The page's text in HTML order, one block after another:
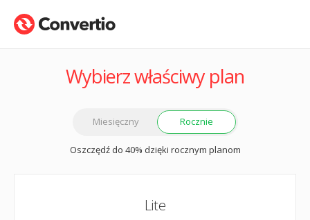
Wybierz właściwy plan
Miesięczny Rocznie
Oszczędź do 40% dzięki rocznym planom
Lite